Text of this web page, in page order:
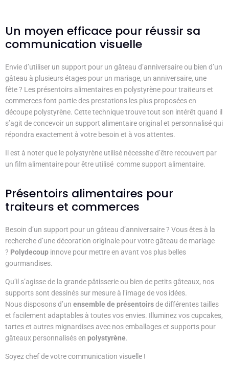
Un moyen efficace pour réussir sa
communication visuelle
Envie d’utiliser un support pour un gâteau d’anniversaire ou bien d’un
gâteau à plusieurs étages pour un mariage, un anniversaire, une
fête ? Les présentoirs alimentaires en polystyrène pour traiteurs et
commerces font partie des prestations les plus proposées en
découpe polystyrène. Cette technique trouve tout son intérêt quand il
s’agit de concevoir un support alimentaire original et personnalisé qui
répondra exactement à votre besoin et à vos attentes.
Il est à noter que le polystyrène utilisé nécessite d’être recouvert par
un film alimentaire pour être utilisé comme support alimentaire.
Présentoirs alimentaires pour
traiteurs et commerces
Besoin d’un support pour un gâteau d’anniversaire ? Vous êtes à la
recherche d’une décoration originale pour votre gâteau de mariage
? Polydecoup innove pour mettre en avant vos plus belles
gourmandises.
Qu’il s’agisse de la grande pâtisserie ou bien de petits gâteaux, nos
supports sont dessinés sur mesure à l’image de vos idées.
Nous disposons d’un ensemble de présentoirsde différentes tailles
et facilement adaptables à toutes vos envies. Illuminez vos cupcakes,
tartes et autres mignardises avec nos emballages et supports pour
gâteaux personnalisés en polystyrène.
Soyez chef de votre communication visuelle !